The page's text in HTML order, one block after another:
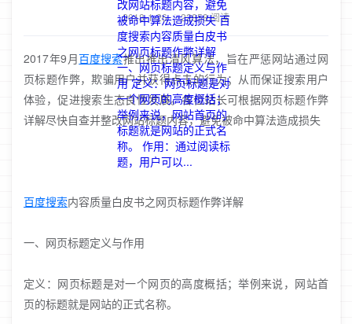
2018-1-26 / 22858 阅读
2017年9月百度搜索推出推出清风算法，旨在严惩网站通过网
页标题作弊，欺骗用户并获得点击的行为；从而保证搜索用户
体验，促进搜索生态良性发展。各位站长可根据网页标题作弊
详解尽快自查并整改网站标题内容，避免被命中算法造成损失
百度搜索内容质量白皮书之网页标题作弊详解
一、网页标题定义与作用
定义：网页标题是对一个网页的高度概括；举例来说，网站首
页的标题就是网站的正式名称。